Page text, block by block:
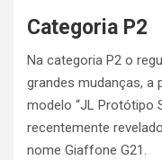
Categoria P2
Na categoria P2 o
grandes mudanças, a
modelo “JL Protótipo
recentemente
nome Giaffone G21.